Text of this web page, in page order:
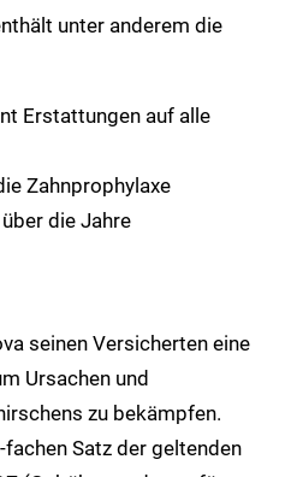
unter anderem die
Erstattungen auf alle
Zahnprophylaxe
die Jahre
seinen Versicherten eine
Ursachen und
zu bekämpfen.
Satz der geltenden